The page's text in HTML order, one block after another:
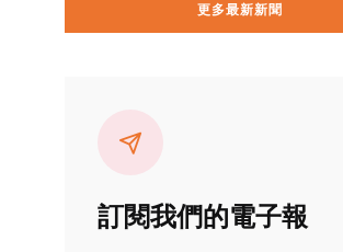
更多最新新聞
訂閱我們的電子報